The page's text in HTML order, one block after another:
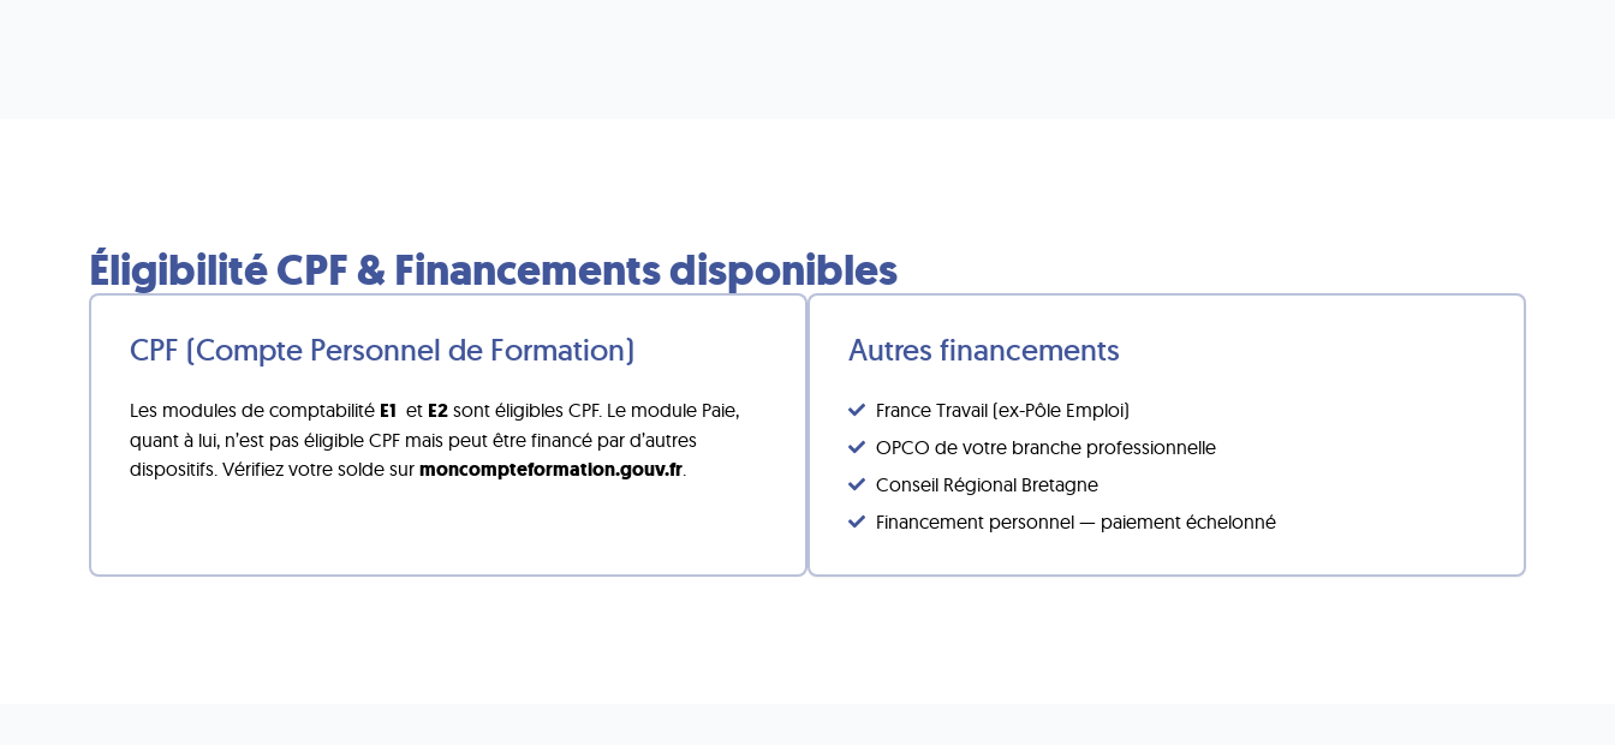
Éligibilité CPF & Financements disponibles
CPF (Compte Personnel de Formation)
Les modules de comptabilité E1 et E2 sont éligibles CPF. Le module Paie,
quant à lui, n’est pas éligible CPF mais peut être financé par d’autres
dispositifs. Vérifiez votre solde sur moncompteformation.gouv.fr.
Autres financements
France Travail (ex-Pôle Emploi)
OPCO de votre branche professionnelle
Conseil Régional Bretagne
Financement personnel — paiement échelonné